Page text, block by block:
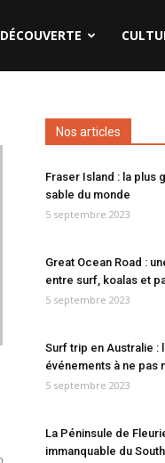
DÉCOUVERTE
Nos articles
Fraser Island : la plus
sable du monde
5 septembre 2023
Great Ocean Road :
entre surf, koalas et
5 septembre 2023
Surf trip en Australie :
événements à ne pas
5 septembre 2023
La Péninsule de
immanquable du